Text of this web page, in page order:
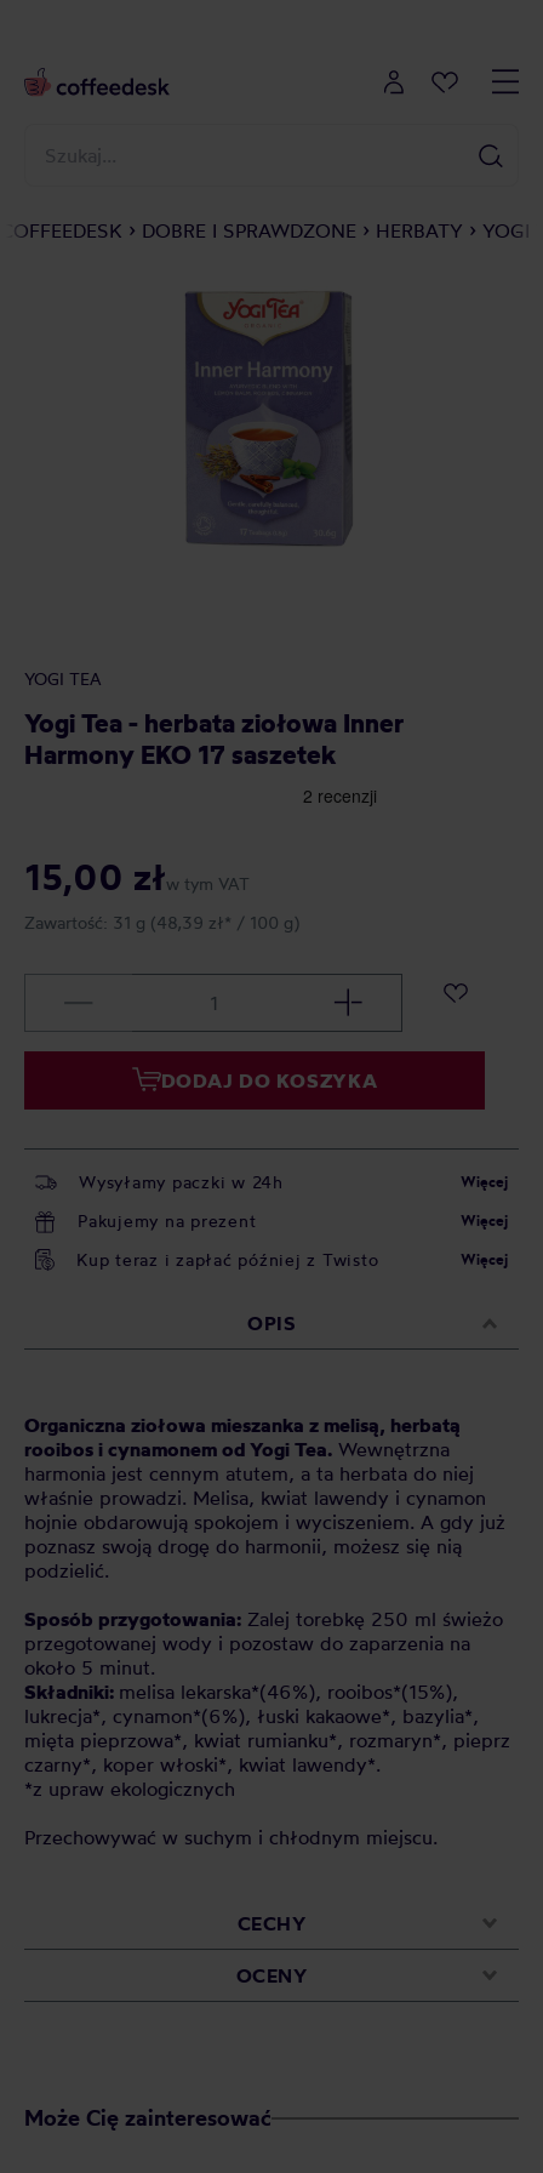
COFFEEDESK DOBRE I SPRAWDZONE HERBATY YOGI
YOGI TEA
Yogi Tea - herbata ziołowa Inner
Harmony EKO 17 saszetek
15,00 złw tym VAT
Zawartość: 31 g (48,39 zł* / 100 g)
DODAJ DO KOSZYKA
Wysyłamy paczki w 24h Więcej
Pakujemy na prezent Więcej
Kup teraz i zapłać później z Twisto Więcej
OPIS
Organiczna ziołowa mieszanka z melisą, herbatą
rooibos i cynamonem od Yogi Tea. Wewnętrzna
harmonia jest cennym atutem, a ta herbata do niej
właśnie prowadzi. Melisa, kwiat lawendy i cynamon
hojnie obdarowują spokojem i wyciszeniem. A gdy już
poznasz swoją drogę do harmonii, możesz się nią
podzielić.
Sposób przygotowania: Zalej torebkę 250 ml świeżo
przegotowanej wody i pozostaw do zaparzenia na
około 5 minut.
Składniki: melisa lekarska*(46%), rooibos*(15%),
lukrecja*, cynamon*(6%), łuski kakaowe*, bazylia*,
mięta pieprzowa*, kwiat rumianku*, rozmaryn*, pieprz
czarny*, koper włoski*, kwiat lawendy*.
*z upraw ekologicznych
Przechowywać w suchym i chłodnym miejscu.
CECHY
OCENY
Może Cię zainteresować